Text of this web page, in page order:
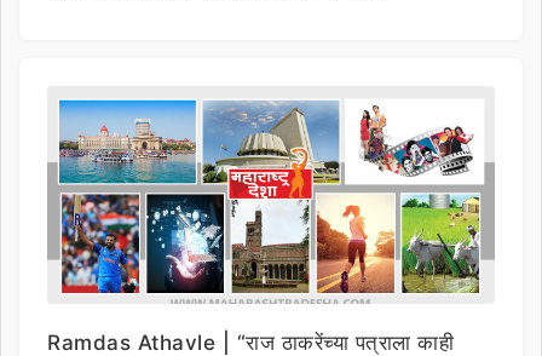
Ramdas Athavle | “राज ठाकरेंच्या पत्राला काही